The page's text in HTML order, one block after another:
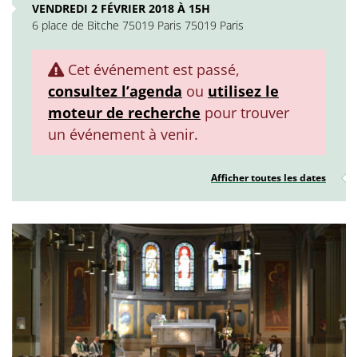
VENDREDI 2 FÉVRIER 2018 À 15H
6 place de Bitche 75019 Paris 75019 Paris
Cet événement est passé,
consultez l’agenda ou utilisez le
moteur de recherche pour trouver
un événement à venir.
Afficher toutes les dates